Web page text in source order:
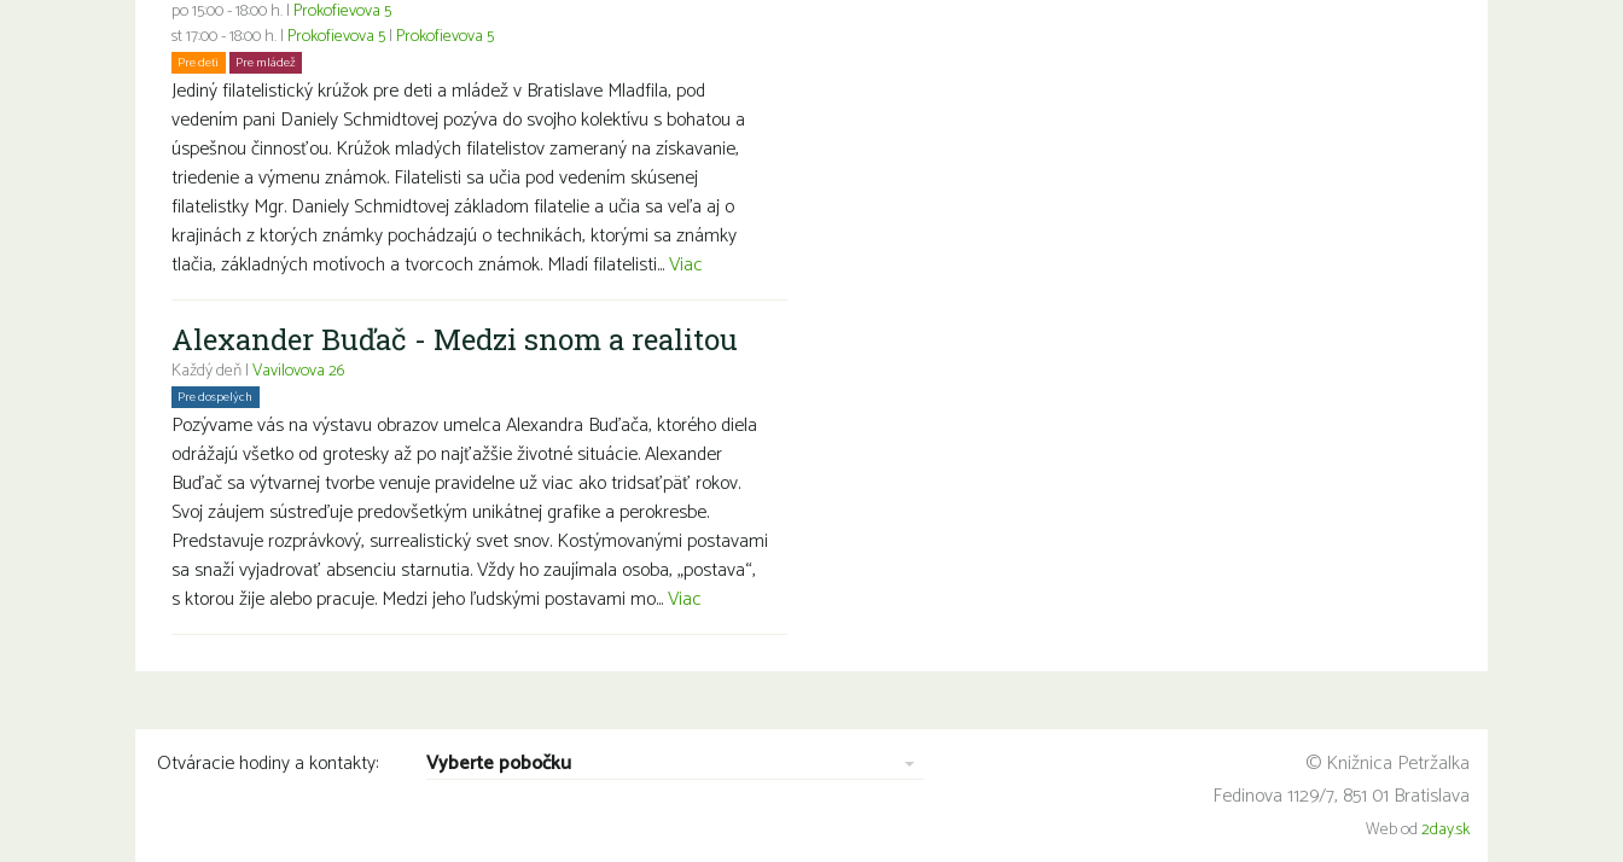
po 15:00 - 18:00 h. | Prokofievova 5
st 17:00 - 18:00 h. | Prokofievova 5| Prokofievova 5
Pre deti Pre mládež
Jediný filatelistický krúžok pre deti a mládež v Bratislave Mladfila, pod
vedením pani Daniely Schmidtovej pozýva do svojho kolektívu s bohatou a
úspešnou činnosťou. Krúžok mladých filatelistov zameraný na získavanie,
triedenie a výmenu známok. Filatelisti sa učia pod vedením skúsenej
filatelistky Mgr. Daniely Schmidtovej základom filatelie a učia sa veľa aj o
krajinách z ktorých známky pochádzajú o technikách, ktorými sa známky
tlačia, základných motívoch a tvorcoch známok. Mladí filatelisti...Viac
Alexander Buďač - Medzi snom a realitou
Každý deň |Vavilovova 26
Pre dospelých
Pozývame vás na výstavu obrazov umelca Alexandra Buďača, ktorého diela
odrážajú všetko od grotesky až po najťažšie životné situácie. Alexander
Buďač sa výtvarnej tvorbe venuje pravidelne už viac ako tridsaťpäť rokov.
Svoj záujem sústreďuje predovšetkým unikátnej grafike a perokresbe.
Predstavuje rozprávkový, surrealistický svet snov. Kostýmovanými postavami
sa snaží vyjadrovať absenciu starnutia. Vždy ho zaujímala osoba, „postava“,
s ktorou žije alebo pracuje. Medzi jeho ľudskými postavami mo...Viac
Otváracie hodiny a kontakty: Vyberte pobočku
© Knižnica Petržalka
Fedinova 1129/7, 851 01 Bratislava
Web od2day.sk